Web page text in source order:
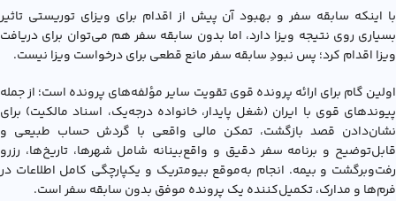
با اینکه سابقه سفر و بهبود آن پیش از اقدام برای ویزای توریستی تاثیر
بسیاری روی نتیجه ویزا دارد، اما بدون سابقه سفر هم می‌توان برای دریافت
ویزا اقدام کرد؛ پس نبودِ سابقه سفر مانع قطعی برای درخواست ویزا نیست.
اولین گام برای ارائه پرونده قوی تقویت سایر مؤلفه‌های پرونده است؛ از جمله
پیوندهای قوی با ایران (شغل پایدار، خانواده درجه‌یک، اسناد مالکیت) برای
نشان‌دادن قصد بازگشت، تمکن مالی واقعی با گردش حساب طبیعی و
قابل‌توضیح و برنامه سفر دقیق و واقع‌بینانه شامل شهرها، تاریخ‌ها، رزرو
رفت‌وبرگشت و بیمه. انجام به‌موقع بیومتریک و یکپارچگی کامل اطلاعات در
فرم‌ها و مدارک، تکمیل‌کننده یک پرونده موفق بدون سابقه سفر است.